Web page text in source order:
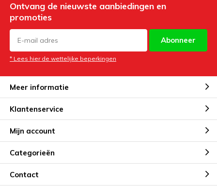
Ontvang de nieuwste aanbiedingen en
promoties
Abonneer
* Lees hier de wettelijke beperkingen
Meer informatie
Klantenservice
Mijn account
Categorieën
Contact